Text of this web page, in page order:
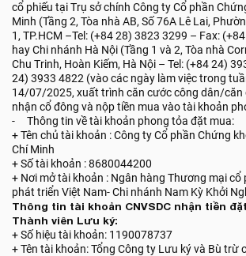
cổ phiếu tại Trụ sở chính Công ty Cổ phần
Minh (Tầng 2, Tòa nhà AB, Số 76A Lê Lai,
1, TP.HCM –Tel: (+84 28) 3823 3299 – Fax:
hay Chi nhánh Hà Nội (Tầng 1 và 2, Tòa nhà
Chu Trinh, Hoàn Kiếm, Hà Nội – Tel: (+84 24)
24) 3933 4822 (vào các ngày làm việc trong
14/07/2025, xuất trình căn cước công dân/căn
nhận cổ đông và nộp tiền mua vào tài khoản
- Thông tin về tài khoản phong tỏa đặt mua:
+ Tên chủ tài khoản : Công ty Cổ phần Chứng
Chí Minh
+ Số tài khoản : 8680044200
+ Nơi mở tài khoản : Ngân hàng Thương mại cổ
phát triển Việt Nam- Chi nhánh Nam Kỳ Khởi
Thông tin tài khoản CNVSDC nhận tiền
Thành viên Lưu ký:
+ Số hiệu tài khoản: 1190078737
+ Tên tài khoản: Tổng Công ty Lưu ký và Bù trừ